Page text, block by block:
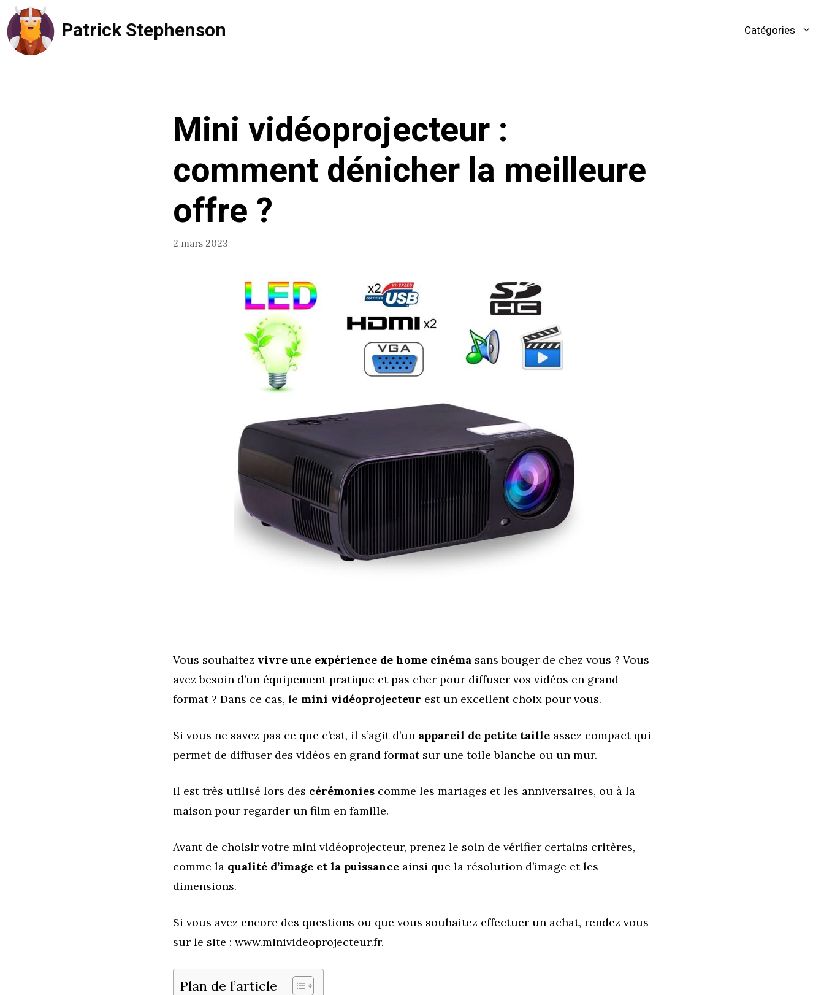
Aller
au
contenu
Patrick Stephenson Catégories
Mini vidéoprojecteur :
comment dénicher la meilleure
offre ?
2 mars 2023
Vous souhaitez vivre une expérience de home cinéma sans bouger de chez vous ? Vous
avez besoin d’un équipement pratique et pas cher pour diffuser vos vidéos en grand
format ? Dans ce cas, le mini vidéoprojecteur est un excellent choix pour vous.
Si vous ne savez pas ce que c’est, il s’agit d’un appareil de petite taille assez compact qui
permet de diffuser des vidéos en grand format sur une toile blanche ou un mur.
Il est très utilisé lors des cérémonies comme les mariages et les anniversaires, ou à la
maison pour regarder un film en famille.
Avant de choisir votre mini vidéoprojecteur, prenez le soin de vérifier certains critères,
comme la qualité d’image et la puissance ainsi que la résolution d’image et les
dimensions.
Si vous avez encore des questions ou que vous souhaitez effectuer un achat, rendez vous
sur le site : www.minivideoprojecteur.fr.
Plan de l’article